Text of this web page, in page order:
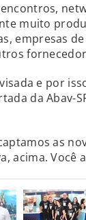
muito
empresas
e por
da Abav-
as
acima. Você